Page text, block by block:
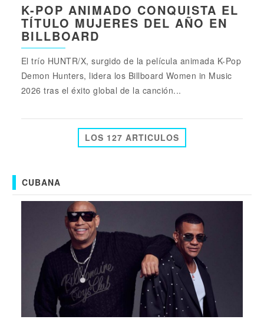
K-POP ANIMADO CONQUISTA EL
TÍTULO MUJERES DEL AÑO EN
BILLBOARD
El trío HUNTR/X, surgido de la película animada K-Pop
Demon Hunters, lidera los Billboard Women in Music
2026 tras el éxito global de la canción...
LOS 127 ARTICULOS
CUBANA